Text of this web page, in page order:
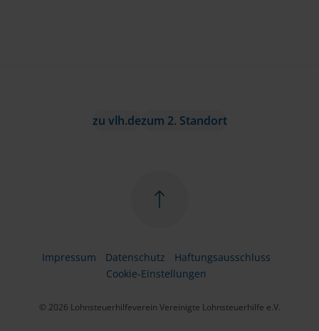
zu vlh.dezum 2. Standort
Impressum Datenschutz
Haftungsausschluss
Cookie-Einstellungen
© 2026 Lohnsteuerhilfeverein Vereinigte Lohnsteuerhilfe e.V.